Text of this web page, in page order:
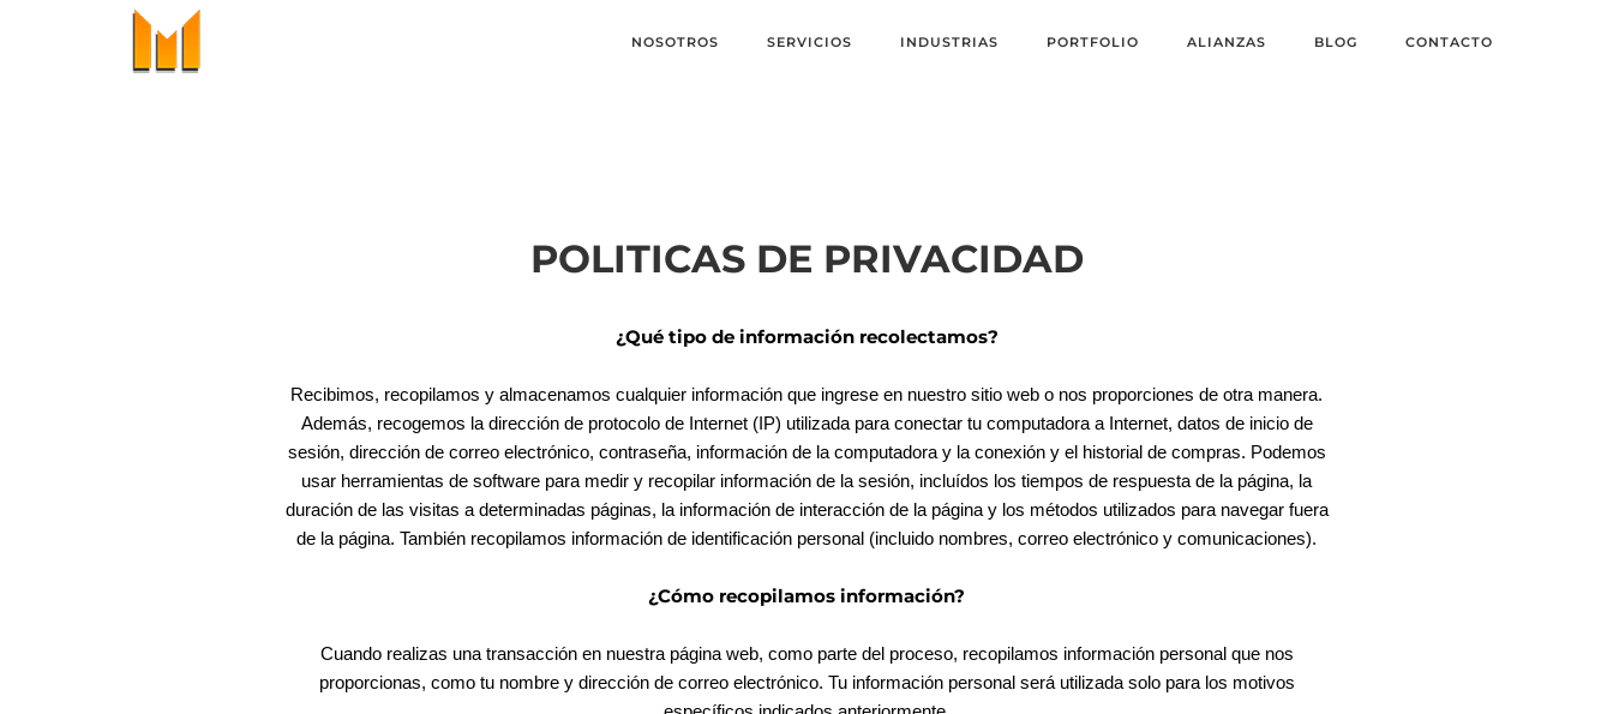
NOSOTROS SERVICIOS INDUSTRIAS PORTFOLIO ALIANZAS BLOG CONTACTO
POLITICAS DE PRIVACIDAD
¿Qué tipo de información recolectamos?
Recibimos, recopilamos y almacenamos cualquier información que ingrese en nuestro sitio web o nos proporciones de otra manera.
Además, recogemos la dirección de protocolo de Internet (IP) utilizada para conectar tu computadora a Internet, datos de inicio de
sesión, dirección de correo electrónico, contraseña, información de la computadora y la conexión y el historial de compras. Podemos
usar herramientas de software para medir y recopilar información de la sesión, incluídos los tiempos de respuesta de la página, la
duración de las visitas a determinadas páginas, la información de interacción de la página y los métodos utilizados para navegar fuera
de la página. También recopilamos información de identificación personal (incluido nombres, correo electrónico y comunicaciones).
¿Cómo recopilamos información?
Cuando realizas una transacción en nuestra página web, como parte del proceso, recopilamos información personal que nos
proporcionas, como tu nombre y dirección de correo electrónico. Tu información personal será utilizada solo para los motivos